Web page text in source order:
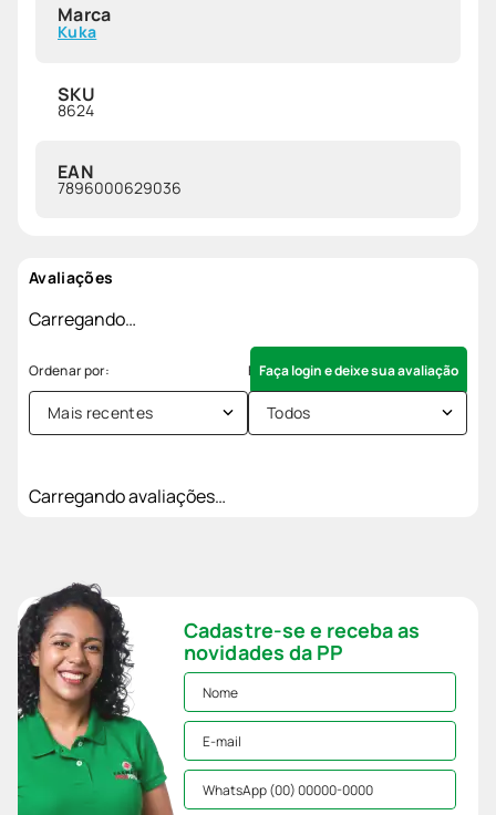
Marca
Kuka
SKU
8624
EAN
7896000629036
Avaliações
Carregando…
Faça login e deixe sua avaliação
Mais recentes Todos
Carregando avaliações…
Cadastre-se e receba as
novidades da PP